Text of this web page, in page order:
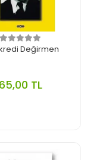
Değirmen
65,00 TL